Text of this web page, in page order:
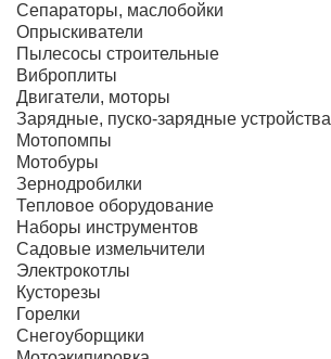
Сепараторы, маслобойки
Опрыскиватели
Пылесосы строительные
Виброплиты
Двигатели, моторы
Зарядные, пуско-зарядные устройства
Мотопомпы
Мотобуры
Зернодробилки
Тепловое оборудование
Наборы инструментов
Садовые измельчители
Электрокотлы
Кусторезы
Горелки
Снегоуборщики